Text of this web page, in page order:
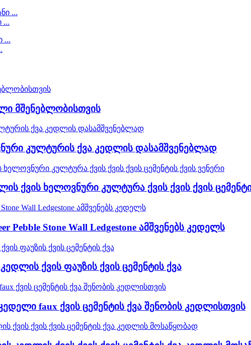
...
მშენებლობისთვის
კულტურის ქვა კედლის დასამშვენებლად
ქვის ხელოვნური კულტურა ქვის ქვის ქვის
Stone Wall Ledgestone ამშვენებს კედელს
ქვის ფაუზის ქვის ცემენტის ქვა
faux ქვის ცემენტის ქვა შენობის კედლისთვის